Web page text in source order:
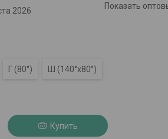
2026
Показать
Г (80°) Ш (140°х80°)
Купить